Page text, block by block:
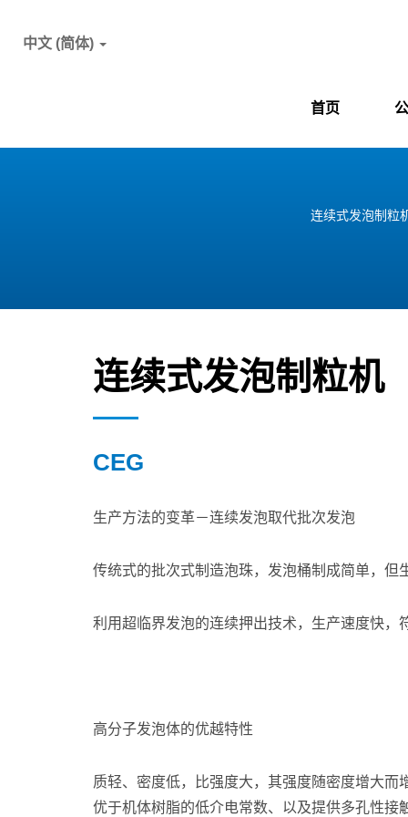
首页
中文 (简体)
连续式发泡制粒
连续式发泡制粒机
CEG
生产方法的变革－连续发泡取代批次发泡
传统式的批次式制造泡珠，发泡桶制成简单，
利用超临界发泡的连续押出技术，生产速度快
高分子发泡体的优越特性
质轻、密度低，比强度大，其强度随密度增大
优于机体树脂的低介电常数、以及提供多孔性